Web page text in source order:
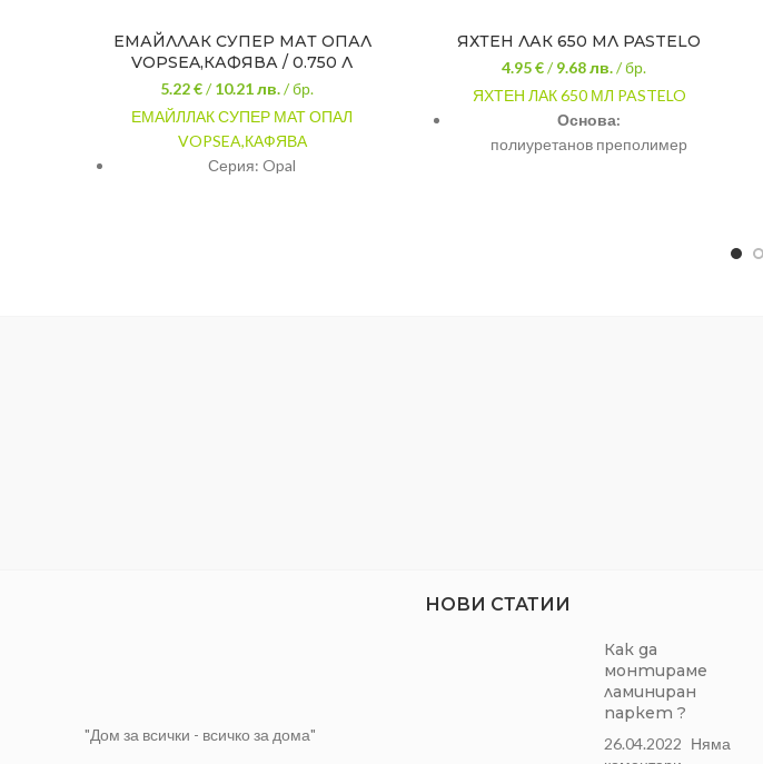
ЕМАЙЛЛАК СУПЕР МАТ ОПАЛ
VOPSEA,КАФЯВА / 0.750 Л
5.22 €/10.21лв. / бр.
ЕМАЙЛЛАК СУПЕР МАТ ОПАЛ
VOPSEA,КАФЯВА
Серия: Opal
ЯХТЕН ЛАК 650 МЛ PASTELO
4.95 €/9.68лв. / бр.
ЯХТЕН ЛАК 650 МЛ PASTELO
Основа:
полиуретанов преполимер
"Дом за всички - всичко за дома"
НОВИ СТАТИИ
Как да
монтираме
ламиниран
паркет ?
26.04.2022 Няма